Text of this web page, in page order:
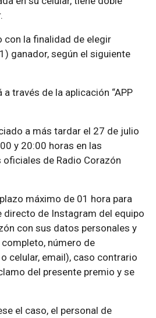
con la finalidad de elegir
ganador, según el siguiente
través de la aplicación “APP
a más tardar el 27 de julio
y 20:00 horas en las
de Radio Corazón
máximo de 01 hora para
directo de Instagram del equipo
con sus datos personales y
número de
celular, email), caso contrario
del presente premio y se
el caso, el personal de